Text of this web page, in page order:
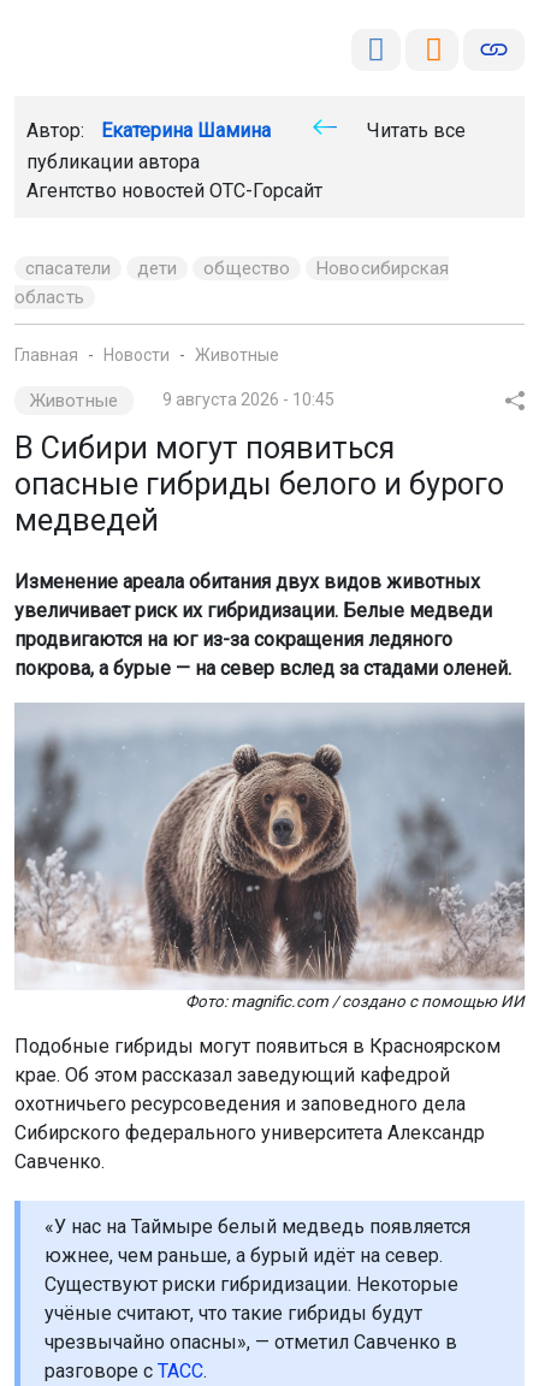
Автор: Екатерина Шамина
Читать все
публикации автора
Агентство новостей ОТС-Горсайт
спасатели дети общество
Новосибирская
область
Главная Новости Животные
Животные 9 августа 2026 - 10:45
В Сибири могут появиться
опасные гибриды белого и бурого
медведей
Изменение ареала обитания двух видов животных
увеличивает риск их гибридизации. Белые медведи
продвигаются на юг из-за сокращения ледяного
покрова, а бурые — на север вслед за стадами оленей.
Фото: magnific.com / создано с помощью ИИ
Подобные гибриды могут появиться в Красноярском
крае. Об этом рассказал заведующий кафедрой
охотничьего ресурсоведения и заповедного дела
Сибирского федерального университета Александр
Савченко.
«У нас на Таймыре белый медведь появляется
южнее, чем раньше, а бурый идёт на север.
Существуют риски гибридизации. Некоторые
учёные считают, что такие гибриды будут
чрезвычайно опасны», — отметил Савченко в
разговоре с ТАСС.